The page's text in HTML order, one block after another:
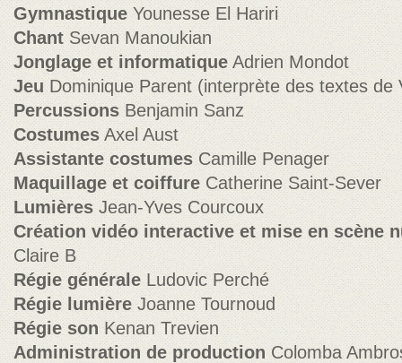
GymnastiqueYounesse El Hariri
ChantSevan Manoukian
Jonglage et informatique Adrien Mondot
Jeu Dominique Parent (interprète des textes de
Percussions Benjamin Sanz
CostumesAxel Aust
Assistante costumes Camille Penager
Maquillage et coiffureCatherine Saint-Sever
Lumières Jean-Yves Courcoux
Création vidéo interactive et mise en scène
Claire B
Régie généraleLudovic Perché
Régie lumière Joanne Tournoud
Régie son Kenan Trevien
Administration de production Colomba